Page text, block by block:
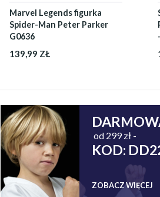
Marvel Legends figurka
Spider-Man Peter Parker
G0636
139,99 ZŁ
od 299 zł -
KOD:
ZOBACZ WIĘCEJ